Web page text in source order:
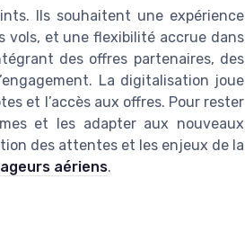
Ils souhaitent une expérience
vols, et une flexibilité accrue dans
des offres partenaires, des
La digitalisation joue
et l’accès aux offres. Pour rester
et les adapter aux nouveaux
des attentes et les enjeux de la
aériens.